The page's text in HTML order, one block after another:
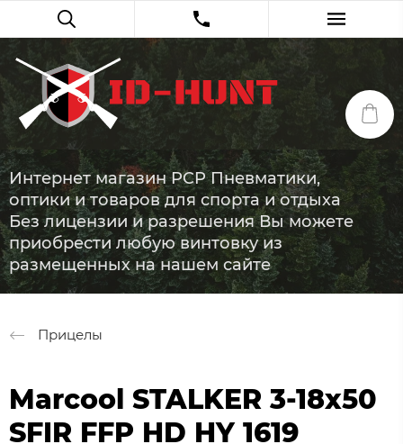
Интернет магазин PCP Пневматики,
оптики и товаров для спорта и отдыха
Без лицензии и разрешения Вы можете
приобрести любую винтовку из
размещенных на нашем сайте
Прицелы
Marcool STALKER 3-18x50
SFIR FFP HD HY 1619